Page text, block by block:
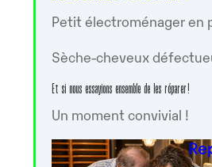
Petit électroménager en
Sèche-cheveux
Et si nous essayions ensemble de les réparer !
Un moment convivial !